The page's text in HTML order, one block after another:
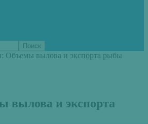
Объемы вылова и экспорта рыбы
вылова и экспорта